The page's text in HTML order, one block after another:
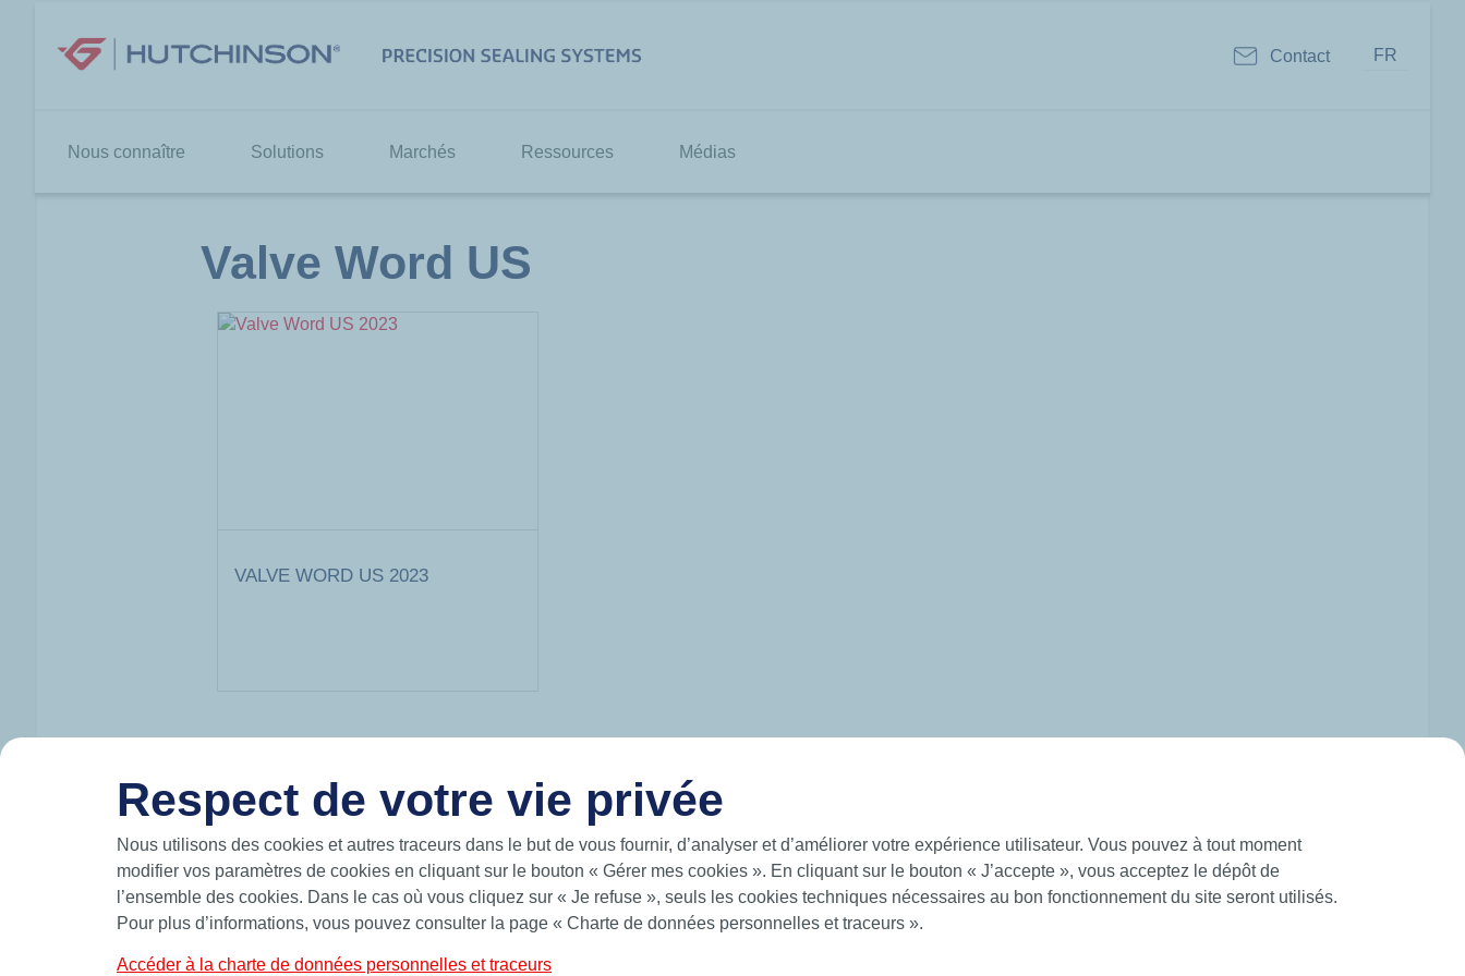
contenu
Contact FR
Nous connaître Solutions Marchés Ressources Médias
Valve Word US
VALVE WORD US 2023
HUTCHINSON EN BREF
Hutchinson conçoit et produit des solutions intelligentes pour un monde en
mouvement et participe à la mobilité du futur sur les mers, sur la terre et dans
standards et sur-mesure telles que des joints toriques, bagues quadrilobes,
News
Hutchinson.com
Respect de votre vie privée
Nous utilisons des cookies et autres traceurs dans le but de vous fournir, d’analyser et d’améliorer votre expérience utilisateur. Vous pouvez à tout moment
modifier vos paramètres de cookies en cliquant sur le bouton « Gérer mes cookies ». En cliquant sur le bouton « J’accepte », vous acceptez le dépôt de
l’ensemble des cookies. Dans le cas où vous cliquez sur « Je refuse », seuls les cookies techniques nécessaires au bon fonctionnement du site seront utilisés.
Pour plus d’informations, vous pouvez consulter la page « Charte de données personnelles et traceurs ».
Accéder à la charte de données personnelles et traceurs